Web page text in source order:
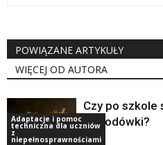
POWIĄZANE ARTYKUŁY
WIĘCEJ OD AUTORA
Adaptacje i pomoc
techniczna dla uczniów
z
niepełnosprawnościami
Czy po szkole
zawodówki?